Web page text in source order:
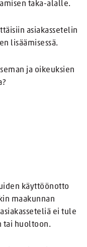
taka-alalle.
asiakassetelin
lisäämisessä.
ja oikeuksien
käyttöönotto
maakunnan
ei tule
tai huoltoon.